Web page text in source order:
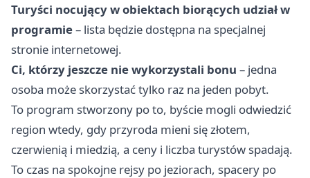
Turyści nocujący w obiektach biorących udział w
programie– lista będzie dostępna na specjalnej
stronie internetowej.
Ci, którzy jeszcze nie wykorzystali bonu – jedna
osoba może skorzystać tylko raz na jeden pobyt.
To program stworzony po to, byście mogli odwiedzić
region wtedy, gdy przyroda mieni się złotem,
czerwienią i miedzią, a ceny i liczba turystów spadają.
To czas na spokojne rejsy po jeziorach, spacery po